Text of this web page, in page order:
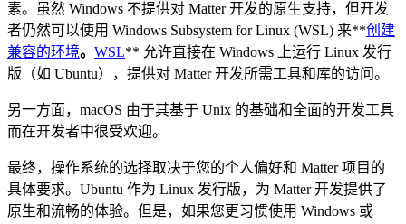
素。虽然 Windows 不提供对 Matter 开发的原生支持，但开发
者仍然可以使用 Windows Subsystem for Linux (WSL) 来**创建
兼容的环境。 WSL** 允许直接在 Windows 上运行 Linux 发行
版（如 Ubuntu），提供对 Matter 开发所需工具和库的访问。
另一方面，macOS 由于其基于 Unix 的基础和全面的开发工具
而在开发者中很受欢迎。
最终，操作系统的选择取决于您的个人偏好和 Matter 项目的
具体要求。Ubuntu 作为 Linux 发行版，为 Matter 开发提供了
原生和流畅的体验。但是，如果您更习惯使用 Windows 或